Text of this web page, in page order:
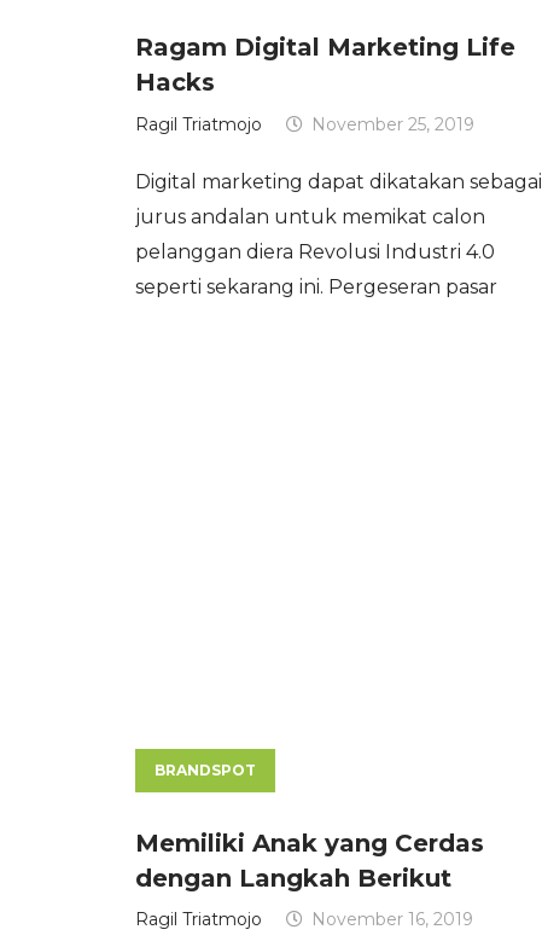
Ragam Digital Marketing Life
Hacks
Ragil Triatmojo November 25, 2019
Digital marketing dapat dikatakan sebagai
jurus andalan untuk memikat calon
pelanggan diera Revolusi Industri 4.0
seperti sekarang ini. Pergeseran pasar
BRANDSPOT
Memiliki Anak yang Cerdas
dengan Langkah Berikut
Ragil Triatmojo November 16, 2019